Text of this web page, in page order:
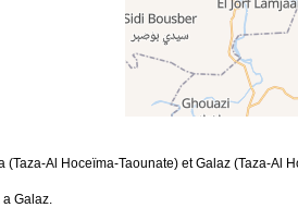
(Taza-Al Hoceïma-Taounate) et Galaz (Taza-Al
Galaz.